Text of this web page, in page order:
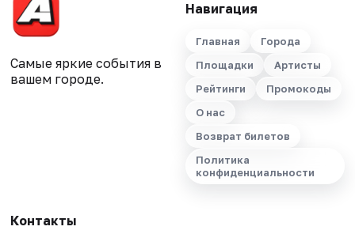
Самые яркие события в
вашем городе.
Навигация
Главная
Города
Площадки
Артисты
Рейтинги
Промокоды
О нас
Возврат билетов
Политика
конфиденциальности
Контакты